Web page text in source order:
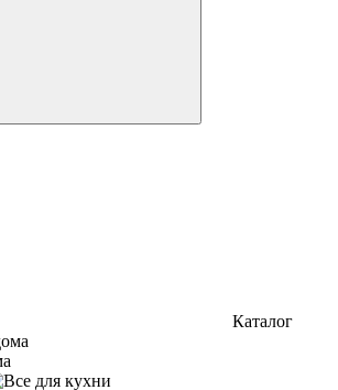
Каталог